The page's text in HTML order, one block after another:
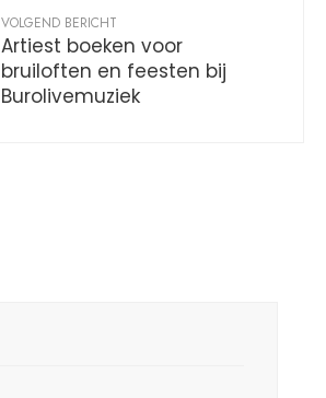
VOLGEND BERICHT
Artiest boeken voor
bruiloften en feesten bij
Burolivemuziek